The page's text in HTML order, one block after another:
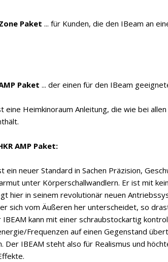
Paket ... für Kunden, die den IBeam an
Paket ... der einen für den IBeam
eine Heimkinoraum Anleitung, die wie bei
AMP Paket:
ein neuer Standard in Sachen Präzision,
unter Körperschallwandlern. Er ist mit
hier in seinem revolutionär neuen
sich vom Äußeren her unterscheidet, so
IBEAM kann mit einer schraubstockartig
Frequenzen auf einen Gegenstand
Der IBEAM steht also für Realismus und